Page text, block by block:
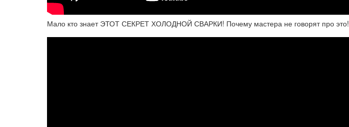
Мало кто знает ЭТОТ СЕКРЕТ ХОЛОДНОЙ СВАРКИ! Почему мастера не говорят про это!